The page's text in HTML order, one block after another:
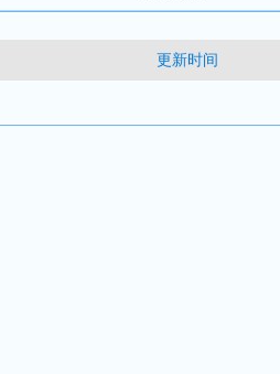
更新时间